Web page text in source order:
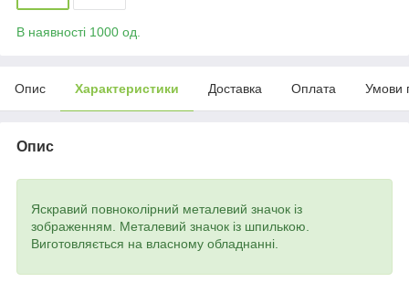
В наявності 1000 од.
Опис Характеристики Доставка Оплата Умови
Опис
Яскравий повноколірний металевий значок із
зображенням. Металевий значок із шпилькою.
Виготовляється на власному обладнанні.